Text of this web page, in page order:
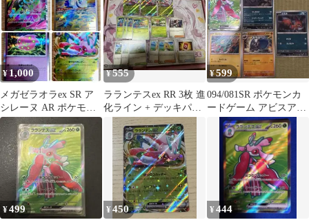
¥1,000
メガゼラオラex SR ア
シレーヌ AR ポケモン
カード4枚まとめ売り！
¥555
ラランテスex RR 3枚 進
化ライン + デッキパー
ツ一部
¥599
094/081SR ポケモンカ
ードゲーム アビスアイ
ラランテスex SR
¥499 ¥450 ¥444